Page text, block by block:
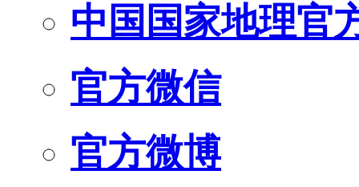
中国国家地理官
官方微信
官方微博